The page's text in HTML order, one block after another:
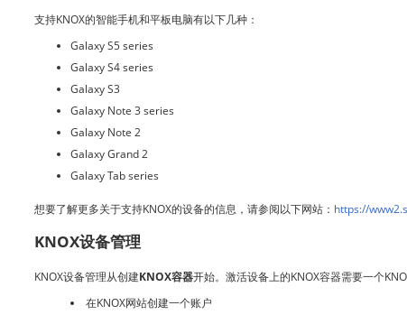
支持KNOX的智能手机和平板电脑有以下几种：
Galaxy S5 series
Galaxy S4 series
Galaxy S3
Galaxy Note 3 series
Galaxy Note 2
Galaxy Grand 2
Galaxy Tab series
想要了解更多关于支持KNOX的设备的信息，请参阅以下网站： https://
KNOX设备管理
KNOX设备管理从创建KNOX容器开始。激活设备上的KNOX容器需要一个
在KNOX网站创建一个账户